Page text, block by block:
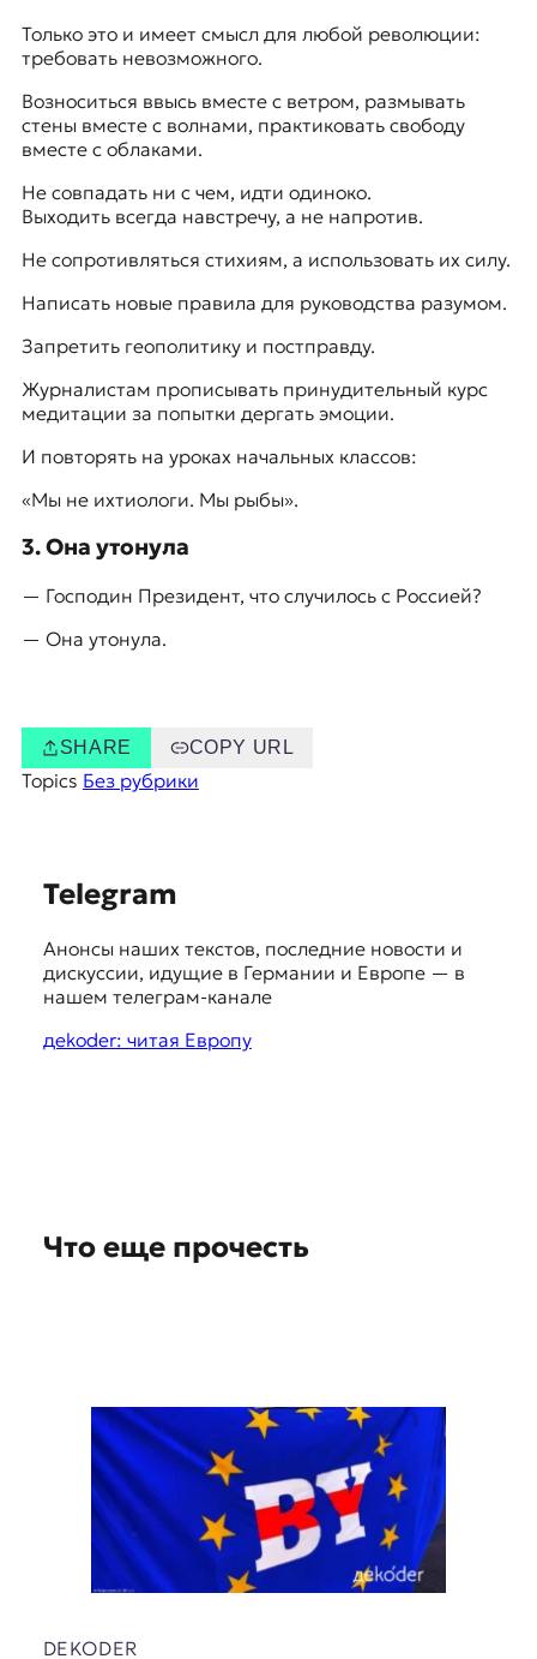
Только это и имеет смысл для любой революции:
требовать невозможного.
Возноситься ввысь вместе с ветром, размывать
стены вместе с волнами, практиковать свободу
вместе с облаками.
Не совпадать ни с чем, идти одиноко.
Выходить всегда навстречу, а не напротив.
Не сопротивляться стихиям, а использовать их силу.
Написать новые правила для руководства разумом.
Запретить геополитику и постправду.
Журналистам прописывать принудительный курс
медитации за попытки дергать эмоции.
И повторять на уроках начальных классов:
«Мы не ихтиологи. Мы рыбы».
3. Она утонула
— Господин Президент, что случилось с Россией?
— Она утонула.
SHARE COPY URL
Topics Без рубрики
Telegram
Анонсы наших текстов, последние новости и
дискуссии, идущие в Германии и Европе — в
нашем телеграм-канале
дekoder: читая Европу
Что еще прочесть
DEKODER